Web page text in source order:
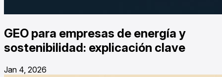
GEO para empresas de energía y
sostenibilidad: explicación clave
Jan 4, 2026